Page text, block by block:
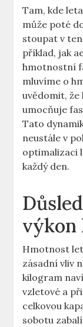
Tam, kde
může poté
stoupat v
příklad,​ jak
hmotnostní
mluvíme o
uvědomit, že
umocňuje‍
Tato
neustále v⁤
‌optimalizaci
každý den.
výkon
Hmotnost
zásadní vliv
kilogram
vzletové ⁤a
celkovou
sobotu